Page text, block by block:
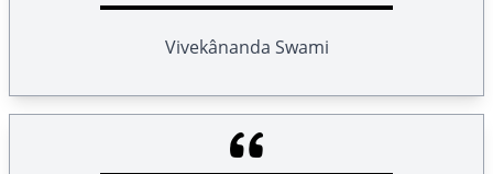
Vivekânanda Swami